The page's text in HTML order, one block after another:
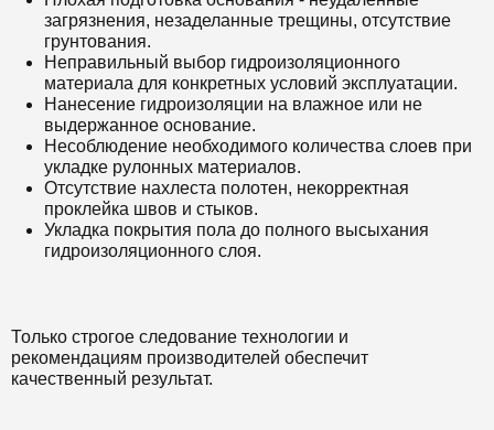
загрязнения, незаделанные трещины, отсутствие
грунтования.
Неправильный выбор гидроизоляционного
материала для конкретных условий эксплуатации.
Нанесение гидроизоляции на влажное или не
выдержанное основание.
Несоблюдение необходимого количества слоев при
укладке рулонных материалов.
Отсутствие нахлеста полотен, некорректная
проклейка швов и стыков.
Укладка покрытия пола до полного высыхания
гидроизоляционного слоя.
Только строгое следование технологии и
рекомендациям производителей обеспечит
качественный результат.